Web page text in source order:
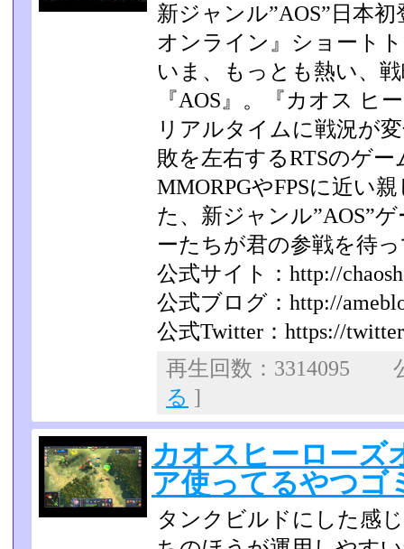
新ジャンル”AOS”日本
オンライン』ショート
いま、もっとも熱い、
『AOS』。『カオス ヒ
リアルタイムに戦況が
敗を左右するRTS­のゲ
MMORPGやFPSに近い
た­、新ジャンル”AOS”
ーたちが君の­参戦を待
公式サイト：http://
公式ブログ：http://
公式Twitter：https://
再生回数：
る ]
カオスヒーロー
ア使ってるやつ
タンクビルドにした感